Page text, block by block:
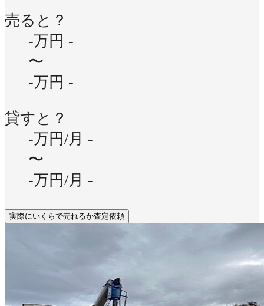
売ると？
-万円 -
〜
-万円 -
貸すと？
-万円/月 -
〜
-万円/月 -
実際にいくらで売れるか査定依頼